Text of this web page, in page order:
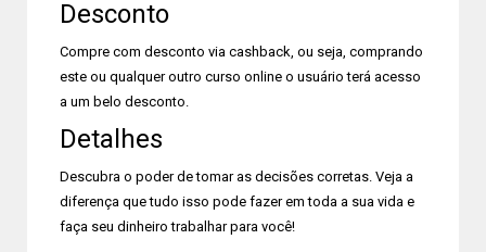
Desconto
Compre com desconto via cashback, ou seja, comprando
este ou qualquer outro curso online o usuário terá acesso
a um belo desconto.
Detalhes
Descubra o poder de tomar as decisões corretas. Veja a
diferença que tudo isso pode fazer em toda a sua vida e
faça seu dinheiro trabalhar para você!